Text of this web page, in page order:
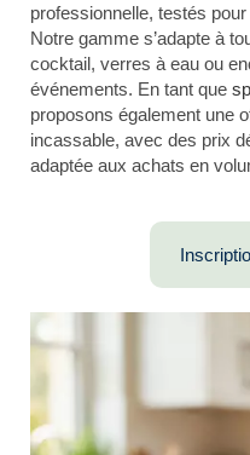
professionnelle, testés
Notre gamme s’adapte à
cocktail, verres à eau ou
événements. En tant que
proposons également une
incassable, avec des prix
adaptée aux achats en